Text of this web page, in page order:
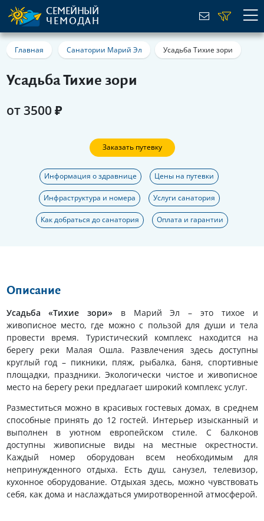
СЕМЕЙНЫЙ
ЧЕМОДАН
Главная Санатории Марий Эл Усадьба Тихие зори
Усадьба Тихие зори
от 3500 ₽
Заказать путевку
Информация о здравнице Цены на путевки
Инфраструктура и номера Услуги санатория
Как добраться до санатория Оплата и гарантии
Описание
Усадьба «Тихие зори» в Марий Эл – это тихое и
живописное место, где можно с пользой для души и тела
провести время. Туристический комплекс находится на
берегу реки Малая Ошла. Развлечения здесь доступны
круглый год – пикники, пляж, рыбалка, баня, спортивные
площадки, праздники. Экологически чистое и живописное
место на берегу реки предлагает широкий комплекс услуг.
Разместиться можно в красивых гостевых домах, в среднем
способные принять до 12 гостей. Интерьер изысканный и
выполнен в уютном европейском стиле. С балконов
доступны живописные виды на местные окрестности.
Каждый номер оборудован всем необходимым для
непринужденного отдыха. Есть душ, санузел, телевизор,
кухонное оборудование. Отдыхая здесь, можно чувствовать
себя, как дома и наслаждаться умиротворенной атмосферой.